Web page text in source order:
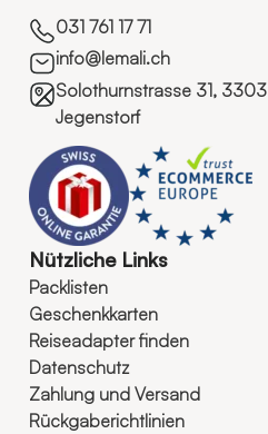
031 761 17 71
info@lemali.ch
Solothurnstrasse 31, 3303
Jegenstorf
Nützliche Links
Packlisten
Geschenkkarten
Reiseadapter finden
Datenschutz
Zahlung und Versand
Rückgaberichtlinien